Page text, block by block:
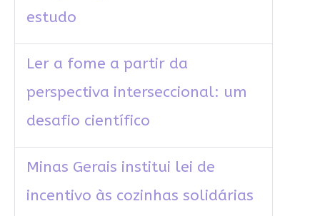
estudo
Ler a fome a partir da
perspectiva interseccional: um
desafio científico
Minas Gerais institui lei de
incentivo às cozinhas solidárias